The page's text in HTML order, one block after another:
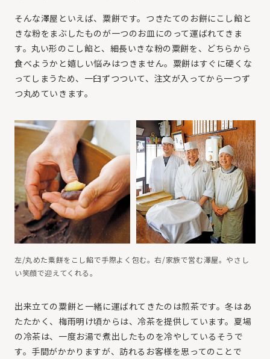
そんな澤屋といえば、粟餅です。つきたてのお餅にこし餡と
きな粉をまぶしたものが一つのお皿にのって運ばれてきま
す。丸い形のこし餡と、細長いきな粉の粟餅を、どちらから
食べようかと嬉しい悩みはつきません。粟餅はすぐに硬くな
ってしまうため、一臼ずつついて、注文が入ってから一つず
つ丸めていきます。
左/丸めた粟餅をこし餡で手際よく包む。右/家族で営む澤屋。やさし
い笑顔で迎えてくれる。
出来立ての粟餅と一緒に運ばれてきたのは煎茶です。冬はあ
たたかく、梅雨明け頃からは、冷茶を提供しています。夏場
の冷茶は、一度お湯で煮出したものを冷やしているそうで
す。手間がかかりますが、訪れるお客様を思ってのことで